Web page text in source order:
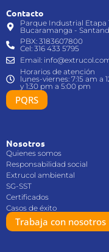
Contacto
Parque Industrial Etapa
Bucaramanga -
PBX: 3183607800
Cel: 316 433 5795
Email:
Horarios de atención
lunes-viernes: 7:15 am a
y 1:30 pm a 5:00 pm
PQRS
Nosotros
Quienes somos
Responsabilidad social
Extrucol ambiental
SG-SST
Certificados
Casos de éxito
Trabaja con nosotros